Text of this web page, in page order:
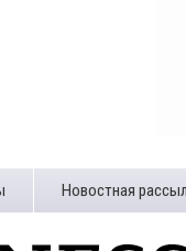
Новостная